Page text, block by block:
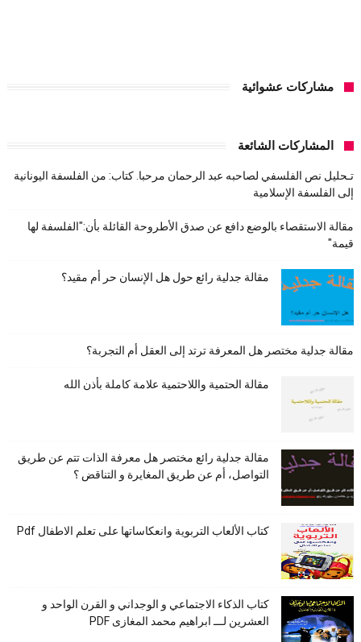
مشاركات عشوائية
المشاركات الشائعة
تـحليل نص الفلسفي لصاحبه عبد الرحمان مرحبا. كتاب: من الفلسفة اليونانية
إلى الفلسفة الإسلامية
مقالة الاستقصاء بالوضع دافع عن صدق الأطروحة القائلة بأن:"الفلسفة لها
قيمة"
مقالة جدلية رائع حول هل الإنسان حر أم مقيد؟
مقالة جدلية مختصر هل المعرفة ترتد إلى العقل أم التجربة؟
مقالة الحتمية واللاحتمية علامة كاملة بأذن الله
مقالة جدلية رائع مختصر هل معرفة الذات تتم عن طريق
التواصل، أم عن طريق المغايرة و التناقض ؟
كتاب الألعاب التربوية وانعكاساتها على تعلم الاطفال Pdf
كتاب الذكاء الاجتماعي و الوجداني و القرن الواحد و
العشرين لـــ ابراهيم محمد المغازى PDF